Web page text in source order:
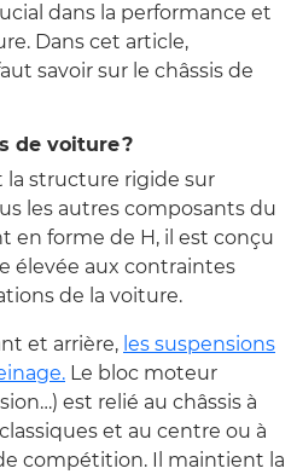
dans la performance et
Dans cet article,
savoir sur le châssis de
de voiture ?
la structure rigide sur
les autres composants du
en forme de H, il est conçu
élevée aux contraintes
de la voiture.
et arrière, les suspensions
Le bloc moteur
est relié au châssis à
et au centre ou à
compétition. Il maintient la